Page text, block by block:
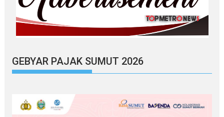
GEBYAR PAJAK SUMUT 2026